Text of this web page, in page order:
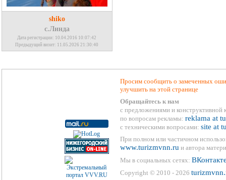
shiko
с.Линда
Дата регистрации: 10.04.2016 10:07:42
Предыдущий визит: 11.05.2026 21:30:40
Просим сообщить о замеченных
улучшить на этой странице
Обращайтесь к нам
с предложениями и конструктивной
по вопросам рекламы: reklama at
с техническими вопросами: site at
При полном или частичном
www.turizmvnn.ru и автора
Мы в социальных сетях:
Copyright © 2010 - 2026